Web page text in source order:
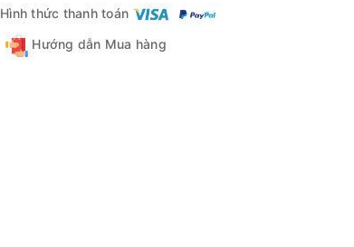
Hình thức thanh toán
Hướng dẫn Mua hàng